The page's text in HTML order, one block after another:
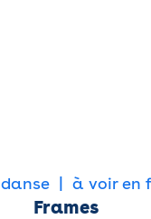
danse à voir en
Frames